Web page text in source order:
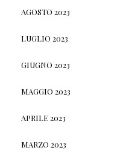
AGOSTO 2023
LUGLIO 2023
GIUGNO 2023
MAGGIO 2023
APRILE 2023
MARZO 2023